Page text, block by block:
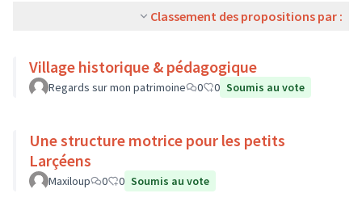
Classement des propositions par :
Village historique & pédagogique
Regards sur mon patrimoine 0 0 Soumis au vote
Une structure motrice pour les petits
Larçéens
Maxiloup 0 0 Soumis au vote